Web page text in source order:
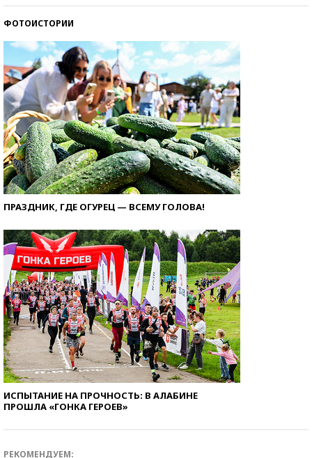
ФОТОИСТОРИИ
ПРАЗДНИК, ГДЕ ОГУРЕЦ — ВСЕМУ ГОЛОВА!
ИСПЫТАНИЕ НА ПРОЧНОСТЬ: В АЛАБИНЕ
ПРОШЛА «ГОНКА ГЕРОЕВ»
РЕКОМЕНДУЕМ: